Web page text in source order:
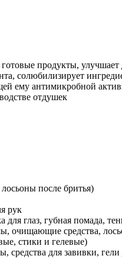
продукты,
солюбилизирует
ему антимикробной
отдушек
после бритья)
рук
для глаз, губная помада,
очищающие средства,
стики и гелевые)
для завивки,